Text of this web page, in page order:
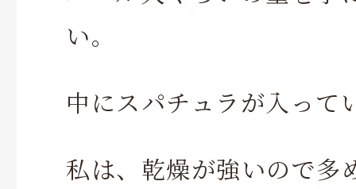
い。
中にスパチュラが入って
私は、乾燥が強いので多